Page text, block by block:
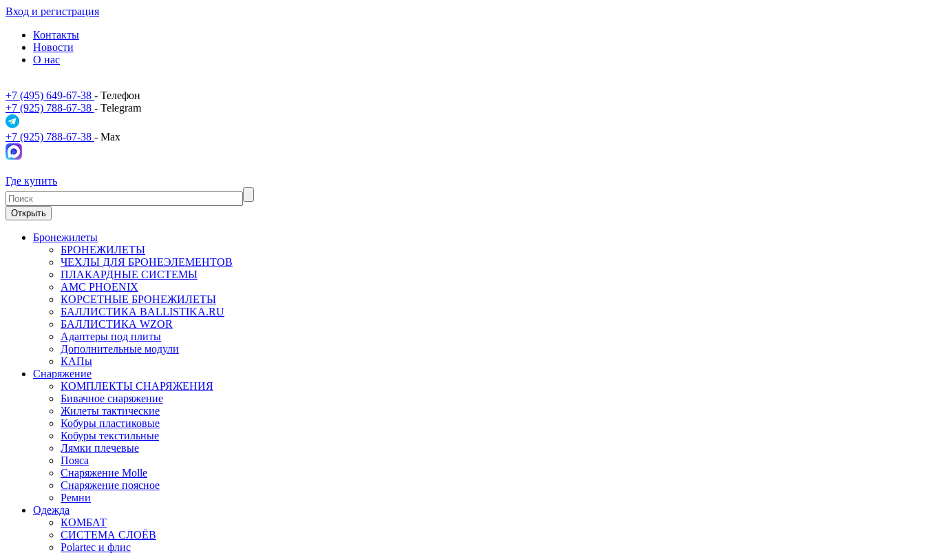
Вход и регистрация
Контакты
Новости
О нас
+7 (495) 649-67-38 - Телефон
+7 (925) 788-67-38 - Telegram
+7 (925) 788-67-38 - Max
Где купить
Открыть
Бронежилеты
БРОНЕЖИЛЕТЫ
ЧЕХЛЫ ДЛЯ БРОНЕЭЛЕМЕНТОВ
ПЛАКАРДНЫЕ СИСТЕМЫ
АМС PHOENIX
КОРСЕТНЫЕ БРОНЕЖИЛЕТЫ
БАЛЛИСТИКА BALLISTIKA.RU
БАЛЛИСТИКА WZOR
Адаптеры под плиты
Дополнительные модули
КАПы
Снаряжение
КОМПЛЕКТЫ СНАРЯЖЕНИЯ
Бивачное снаряжение
Жилеты тактические
Кобуры пластиковые
Кобуры текстильные
Лямки плечевые
Пояса
Снаряжение Molle
Снаряжение поясное
Ремни
Одежда
КОМБАТ
СИСТЕМА СЛОЁВ
Polartec и флис